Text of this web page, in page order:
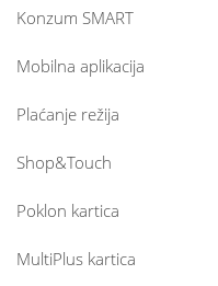
Konzum SMART
Mobilna aplikacija
Plaćanje režija
Shop&Touch
Poklon kartica
MultiPlus kartica